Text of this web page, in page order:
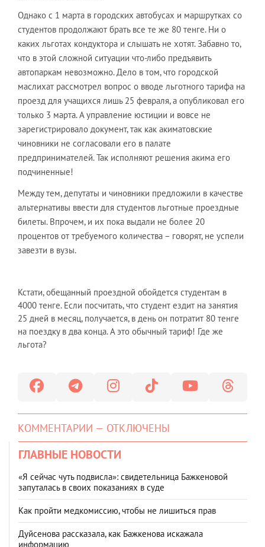
Однако с 1 марта в городских автобусах и маршрутках со
студентов продолжают брать все те же 80 тенге. Ни о
каких льготах кондуктора и слышать не хотят. Забавно то,
что в этой сложной ситуации что-либо предъявить
автопаркам невозможно. Дело в том, что городской
маслихат рассмотрел вопрос о вводе льготного тарифа на
проезд для учащихся лишь 25 февраля, а опубликовал его
только 3 марта. А управление юстиции и вовсе не
зарегистрировало документ, так как акиматовские
чиновники не согласовали его в палате
предпринимателей. Так исполняют решения акима его
подчиненные!
Между тем, депутаты и чиновники предложили в качестве
альтернативы ввести для студентов льготные проездные
билеты. Впрочем, и их пока выдали не более 20
процентов от требуемого количества – говорят, не успели
завезти в вузы.
Кстати, обещанный проездной обойдется студентам в
4000 тенге. Если посчитать, что студент ездит на занятия
25 дней в месяц, получается, в день он потратит 80 тенге
на поездку в два конца. А это обычный тариф! Где же
льгота?
КОММЕНТАРИИ — ОТКЛЮЧЕНЫ
ГЛАВНЫЕ НОВОСТИ
«Я сейчас чуть подвисла»: свидетельница Бажкеновой
запуталась в своих показаниях в суде
Как пройти медкомиссию, чтобы не лишиться прав
Дуйсенова рассказала, как Бажкенова искажала
информацию